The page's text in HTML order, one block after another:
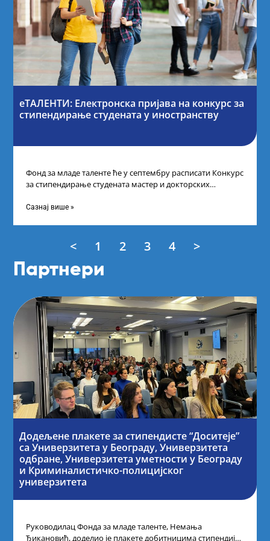
еТАЛЕНТИ: Електронска пријава на конкурс за
стипендирање студената у иностранству
Фонд за младе таленте ће у септембру расписати Конкурс
за стипендирање студената мастер и докторских
Сазнај више »
< 1 2 3 4 >
Партнери
Додељене плакете за стипендисте “Доситеје”
са Универзитета у Београду, Универзитета
одбране, Универзитета уметности у Београду
и Криминалистичко-полицијског
универзитета
Руководилац Фонда за младе таленте, Немања
Ђикановић, доделио је плакете добитницима стипендије